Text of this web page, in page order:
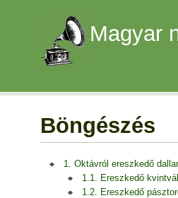
Magyar
Böngészés
1. Oktávról ereszkedő
1.1. Ereszkedő
1.2. Ereszkedő